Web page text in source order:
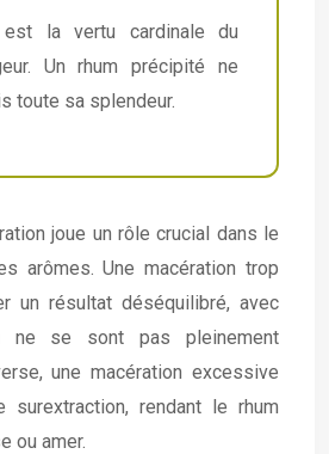
la vertu cardinale du
Un rhum précipité ne
toute sa splendeur.
joue un rôle crucial dans le
arômes. Une macération trop
un résultat déséquilibré, avec
ne se sont pas pleinement
une macération excessive
surextraction, rendant le rhum
ou amer.